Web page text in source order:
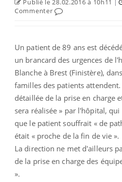
Publié le 28.02.2016 à 10h11 |
Commenter
Un patient de 89 ans est
un brancard des urgences de
Blanche à Brest (Finistère),
familles des patients
détaillée de la prise en charge
sera réalisée » par l'hôpital,
que le patient souffrait « de
était « proche de la fin de vie ».
La direction ne met d'ailleurs
de la prise en charge des
».